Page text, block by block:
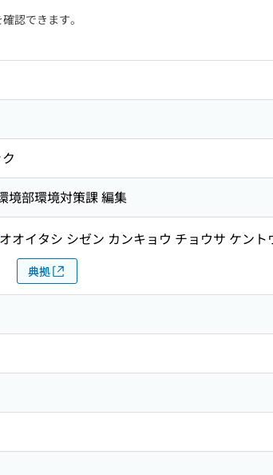
認できます。
境部環境対策課 編集
オオイタシ シゼン カンキョウ チョウサ ケント
典拠